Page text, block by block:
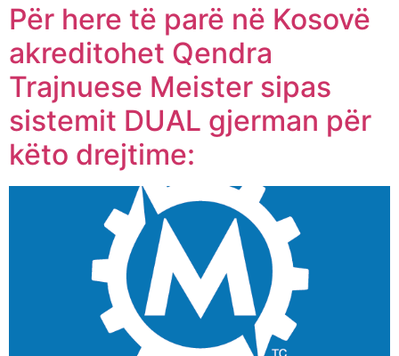
Për here të parë në Kosovë
akreditohet Qendra
Trajnuese Meister sipas
sistemit DUAL gjerman për
këto drejtime: